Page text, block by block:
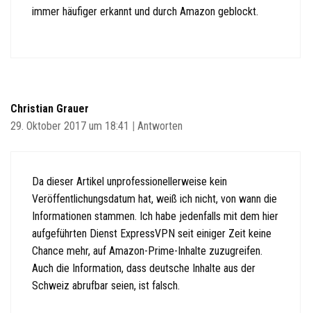
immer häufiger erkannt und durch Amazon geblockt.
Christian Grauer
29. Oktober 2017 um 18:41 | Antworten
Da dieser Artikel unprofessionellerweise kein
Veröffentlichungsdatum hat, weiß ich nicht, von wann die
Informationen stammen. Ich habe jedenfalls mit dem hier
aufgeführten Dienst ExpressVPN seit einiger Zeit keine
Chance mehr, auf Amazon-Prime-Inhalte zuzugreifen.
Auch die Information, dass deutsche Inhalte aus der
Schweiz abrufbar seien, ist falsch.